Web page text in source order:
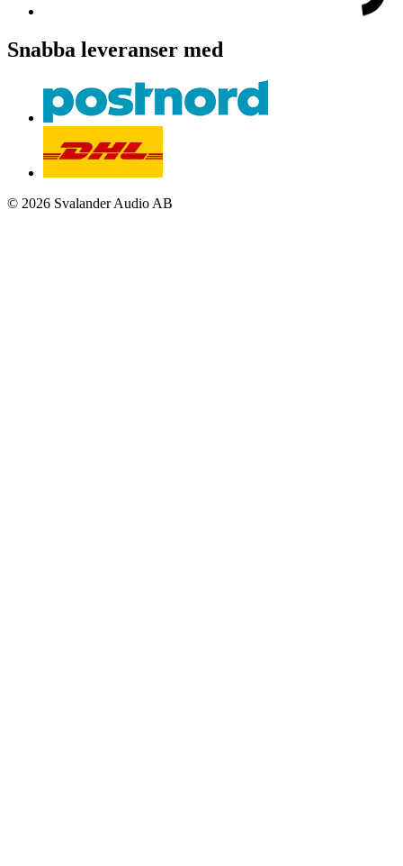
Snabba leveranser med
© 2026 Svalander Audio AB